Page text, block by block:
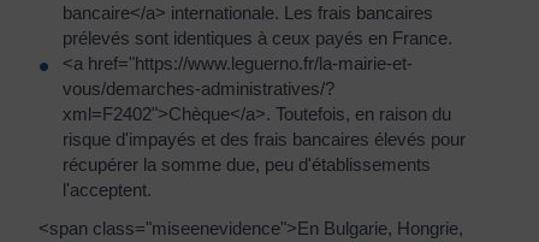
bancaire</a> internationale. Les frais bancaires
prélevés sont identiques à ceux payés en France.
<a href="https://www.leguerno.fr/la-mairie-et-
vous/demarches-administratives/?
xml=F2402">Chèque</a>. Toutefois, en raison du
risque d'impayés et des frais bancaires élevés pour
récupérer la somme due, peu d'établissements
l'acceptent.
<span class="miseenevidence">En Bulgarie, Hongrie,